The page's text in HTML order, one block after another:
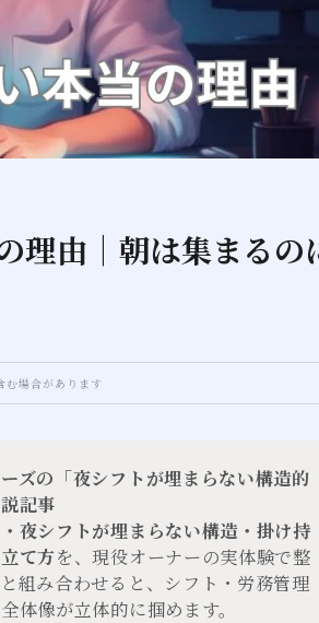
理由｜朝は集まるの
む場合があります
ズの「夜シフトが埋まらない構造的
記事
夜シフトが埋まらない構造・掛け持
て方を、現役オーナーの実体験で整
組み合わせると、シフト・労務管理
体像が立体的に掴めます。